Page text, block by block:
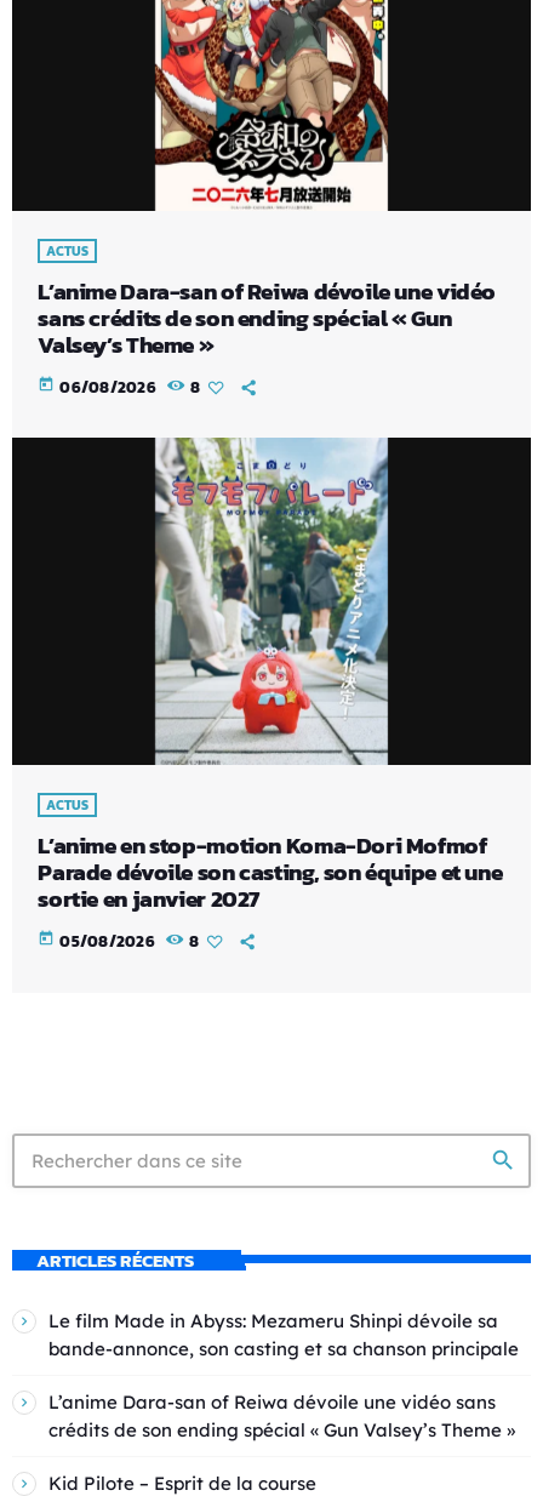
ACTUS
L’anime Dara-san of Reiwa dévoile une vidéo
sans crédits de son ending spécial « Gun
Valsey’s Theme »
today 06/08/2026 8
ACTUS
L’anime en stop-motion Koma-Dori Mofmof
Parade dévoile son casting, son équipe et une
sortie en janvier 2027
today 05/08/2026 8
search
ARTICLES RÉCENTS
Le film Made in Abyss: Mezameru Shinpi dévoile sa
bande-annonce, son casting et sa chanson principale
L’anime Dara-san of Reiwa dévoile une vidéo sans
crédits de son ending spécial « Gun Valsey’s Theme »
Kid Pilote – Esprit de la course